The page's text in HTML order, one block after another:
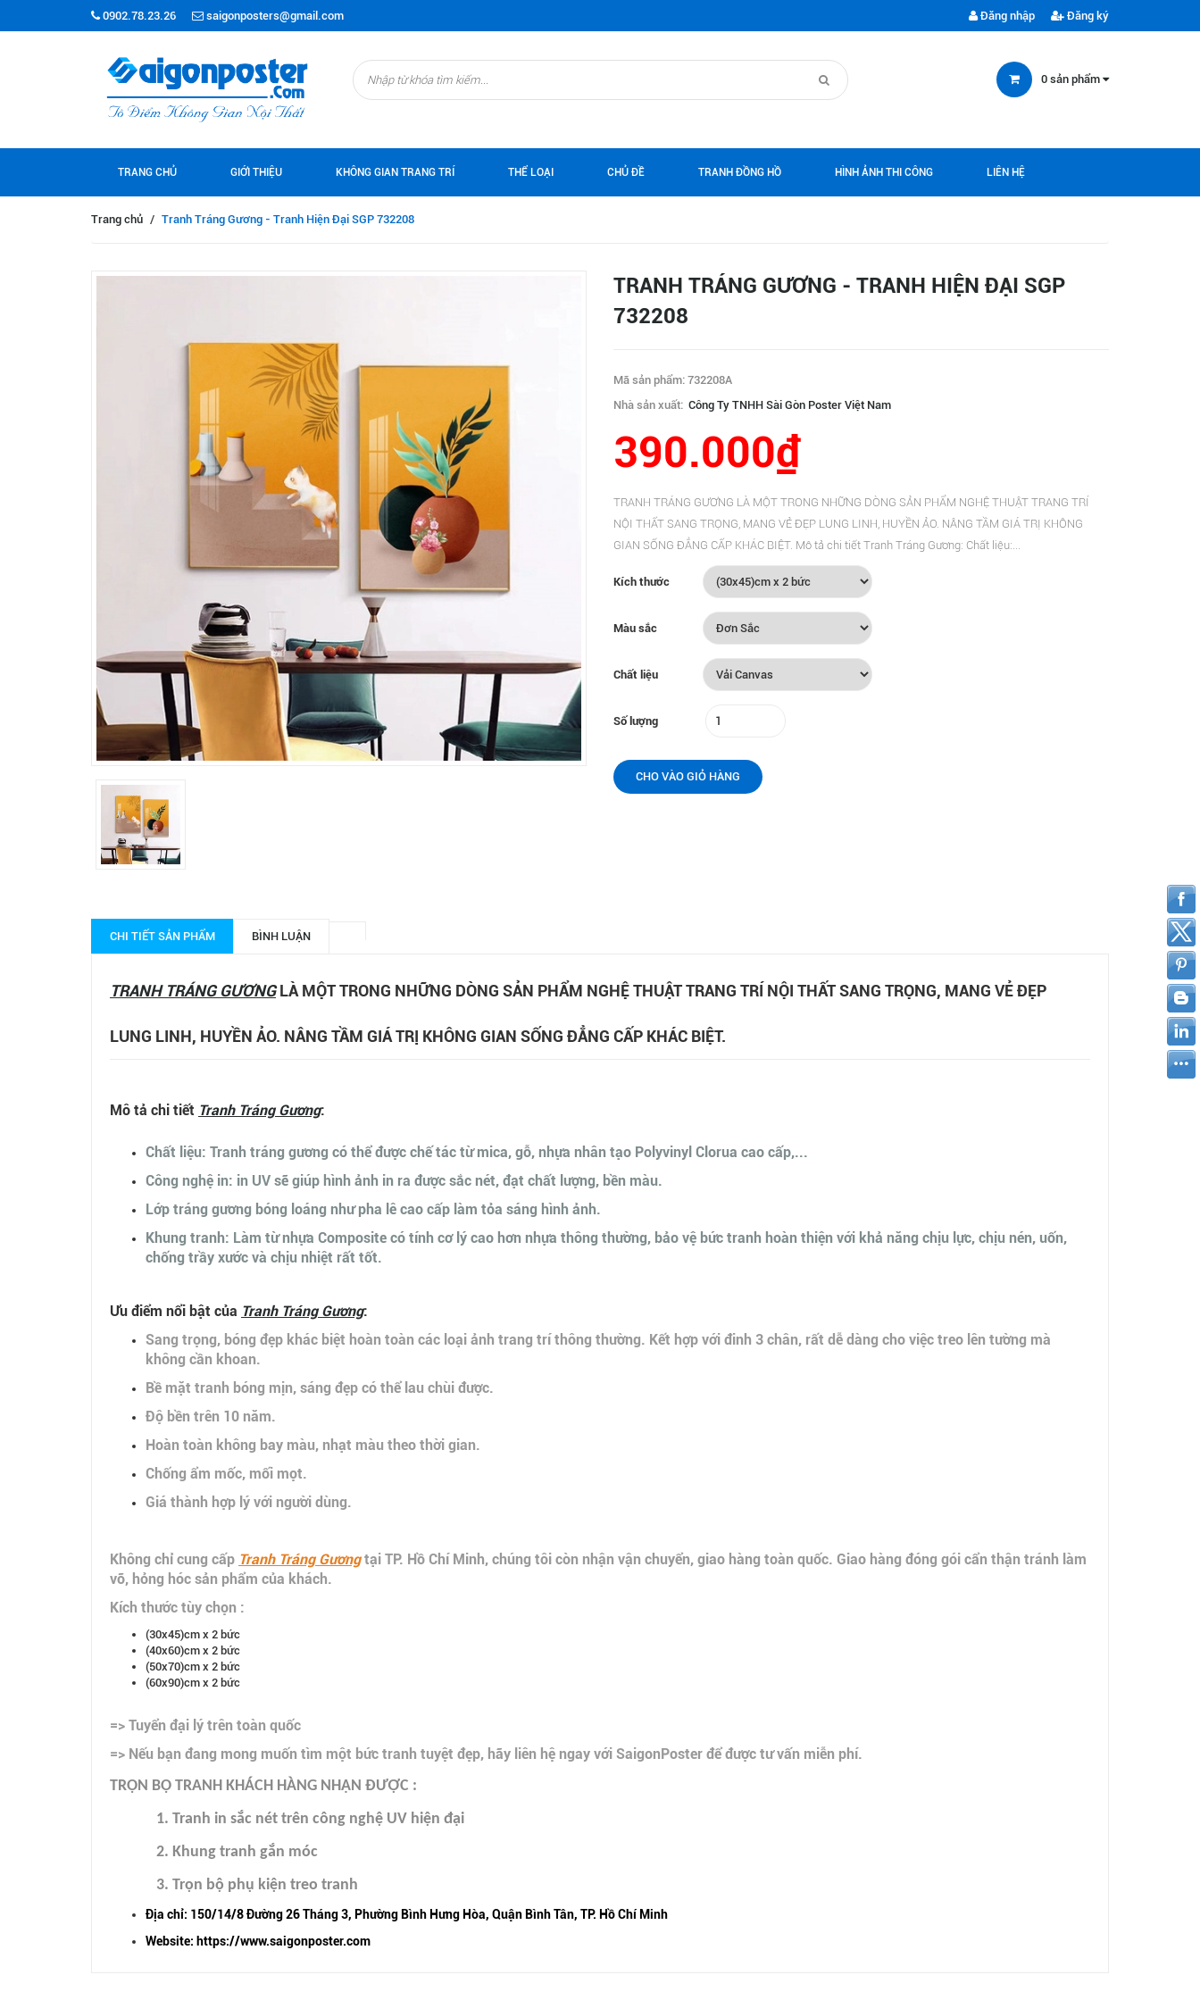
0902.78.23.26 saigonposters@gmail.com Đăng nhập Đăng ký
0 sản phẩm
TRANG CHỦ GIỚI THIỆU KHÔNG GIAN TRANG TRÍ THỂ LOẠI CHỦ ĐỀ TRANH ĐỒNG HỒ HÌNH ẢNH THI CÔNG LIÊN HỆ
Trang chủ / Tranh Tráng Gương - Tranh Hiện Đại SGP 732208
TRANH TRÁNG GƯƠNG - TRANH HIỆN ĐẠI SGP
732208
Mã sản phẩm: 732208A
Nhà sản xuất: Công Ty TNHH Sài Gòn Poster Việt Nam
390.000₫
TRANH TRÁNG GƯƠNG LÀ MỘT TRONG NHỮNG DÒNG SẢN PHẨM NGHỆ THUẬT TRANG TRÍ
NỘI THẤT SANG TRỌNG, MANG VẺ ĐẸP LUNG LINH, HUYỀN ẢO. NÂNG TẦM GIÁ TRỊ KHÔNG
GIAN SỐNG ĐẲNG CẤP KHÁC BIỆT. Mô tả chi tiết Tranh Tráng Gương: Chất liệu:...
Kích thước
Màu sắc
Chất liệu
Số lượng
CHO VÀO GIỎ HÀNG
CHI TIẾT SẢN PHẨM BÌNH LUẬN
TRANH TRÁNG GƯƠNGLÀ MỘT TRONG NHỮNG DÒNG SẢN PHẨM NGHỆ THUẬT TRANG TRÍ NỘI THẤT SANG TRỌNG, MANG VẺ ĐẸP
LUNG LINH, HUYỀN ẢO. NÂNG TẦM GIÁ TRỊ KHÔNG GIAN SỐNG ĐẲNG CẤP KHÁC BIỆT.
Mô tả chi tiết Tranh Tráng Gương:
Chất liệu: Tranh tráng gương có thể được chế tác từ mica, gỗ, nhựa nhân tạo Polyvinyl Clorua cao cấp,...
Công nghệ in: in UV sẽ giúp hình ảnh in ra được sắc nét, đạt chất lượng, bền màu.
Lớp tráng gương bóng loáng như pha lê cao cấp làm tỏa sáng hình ảnh.
Khung tranh: Làm từ nhựa Composite có tính cơ lý cao hơn nhựa thông thường, bảo vệ bức tranh hoàn thiện với khả năng chịu lực, chịu nén, uốn,
chống trầy xước và chịu nhiệt rất tốt.
Ưu điểm nổi bật của Tranh Tráng Gương:
Sang trọng, bóng đẹp khác biệt hoàn toàn các loại ảnh trang trí thông thường. Kết hợp với đinh 3 chân, rất dễ dàng cho việc treo lên tường mà
không cần khoan.
Bề mặt tranh bóng mịn, sáng đẹp có thể lau chùi được.
Độ bền trên 10 năm.
Hoàn toàn không bay màu, nhạt màu theo thời gian.
Chống ẩm mốc, mối mọt.
Giá thành hợp lý với người dùng.
Không chỉ cung cấp Tranh Tráng Gương tại TP. Hồ Chí Minh, chúng tôi còn nhận vận chuyển, giao hàng toàn quốc. Giao hàng đóng gói cẩn thận tránh làm
vỡ, hỏng hóc sản phẩm của khách.
Kích thước tùy chọn :
(30x45)cm x 2 bức
(40x60)cm x 2 bức
(50x70)cm x 2 bức
(60x90)cm x 2 bức
=> Tuyển đại lý trên toàn quốc
=> Nếu bạn đang mong muốn tìm một bức tranh tuyệt đẹp, hãy liên hệ ngay với SaigonPoster để được tư vấn miễn phí.
TRỌN BỘ TRANH KHÁCH HÀNG NHẬN ĐƯỢC :
1. Tranh in sắc nét trên công nghệ UV hiện đại
2. Khung tranh gắn móc
3. Trọn bộ phụ kiện treo tranh
Địa chỉ: 150/14/8 Đường 26 Tháng 3, Phường Bình Hưng Hòa, Quận Bình Tân, TP. Hồ Chí Minh
Website: https://www.saigonposter.com